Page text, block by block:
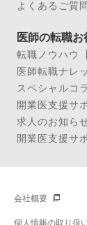
よくあるご質問
医師の転職
転職ノウハウ
医師転職ナレ
スペシャルコ
開業医支援サ
求人のお知ら
開業医支援サ
会社概要
個人情報の取り扱